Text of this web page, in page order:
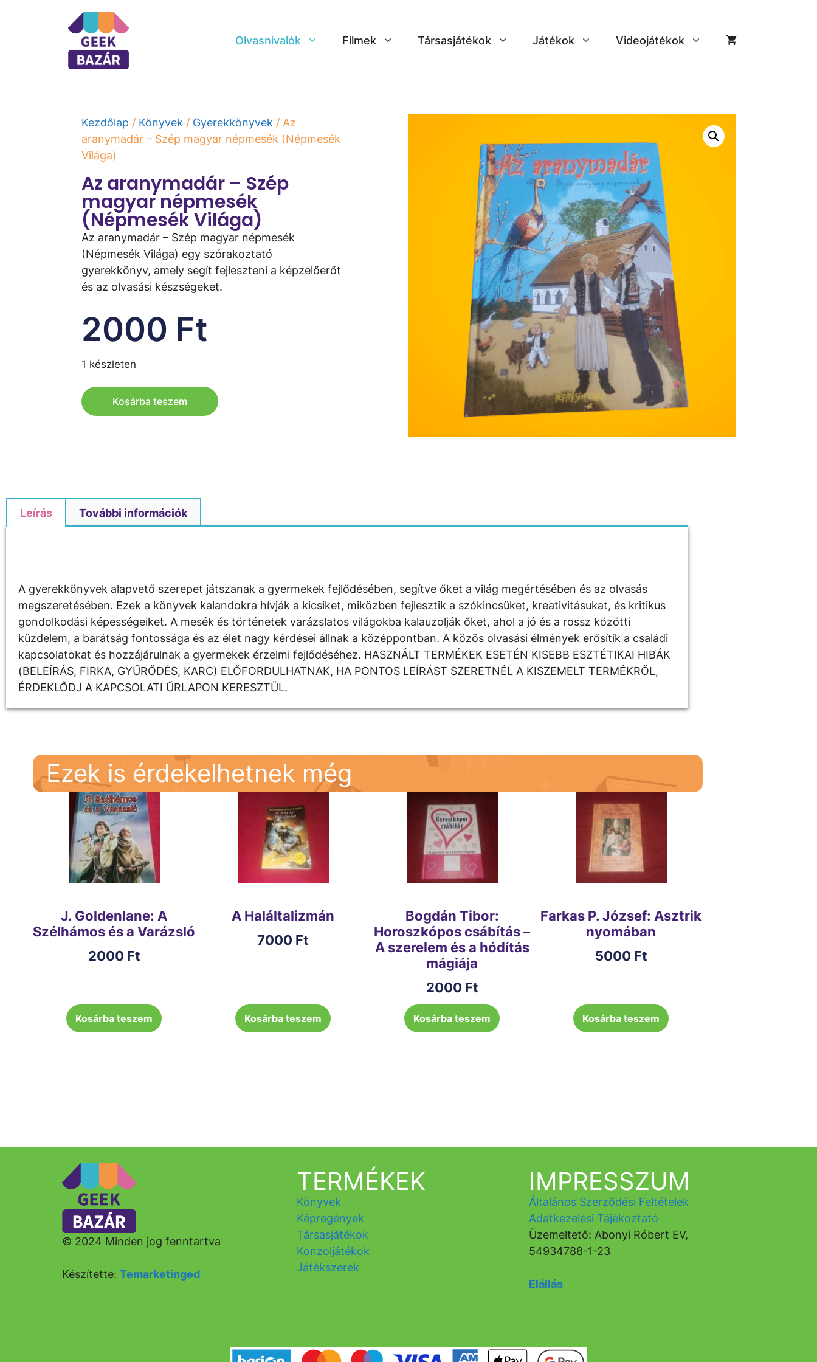
Olvasnivalók Filmek Társasjátékok Játékok Videojátékok
Kezdőlap / Könyvek / Gyerekkönyvek / Az
aranymadár – Szép magyar népmesék (Népmesék
Világa)
Az aranymadár – Szép
magyar népmesék
(Népmesék Világa)
Az aranymadár – Szép magyar népmesék
(Népmesék Világa) egy szórakoztató
gyerekkönyv, amely segít fejleszteni a képzelőerőt
és az olvasási készségeket.
2000 Ft
1 készleten
Kosárba teszem
Leírás További információk
A gyerekkönyvek alapvető szerepet játszanak a gyermekek fejlődésében, segítve őket a világ megértésében és az olvasás
megszeretésében. Ezek a könyvek kalandokra hívják a kicsiket, miközben fejlesztik a szókincsüket, kreativitásukat, és kritikus
gondolkodási képességeiket. A mesék és történetek varázslatos világokba kalauzolják őket, ahol a jó és a rossz közötti
küzdelem, a barátság fontossága és az élet nagy kérdései állnak a középpontban. A közös olvasási élmények erősítik a családi
kapcsolatokat és hozzájárulnak a gyermekek érzelmi fejlődéséhez. HASZNÁLT TERMÉKEK ESETÉN KISEBB ESZTÉTIKAI HIBÁK
(BELEÍRÁS, FIRKA, GYŰRŐDÉS, KARC) ELŐFORDULHATNAK, HA PONTOS LEÍRÁST SZERETNÉL A KISZEMELT TERMÉKRŐL,
ÉRDEKLŐDJ A KAPCSOLATI ŰRLAPON KERESZTÜL.
Ezek is érdekelhetnek még
J. Goldenlane: A
Szélhámos és a Varázsló
2000 Ft
Kosárba teszem
A Haláltalizmán
7000 Ft
Kosárba teszem
Bogdán Tibor:
Horoszkópos csábítás –
A szerelem és a hódítás
mágiája
2000 Ft
Kosárba teszem
Farkas P. József: Asztrik
nyomában
5000 Ft
Kosárba teszem
© 2024 Minden jog fenntartva
Készítette: Temarketinged
TERMÉKEK
Könyvek
Képregények
Társasjátékok
Konzoljátékok
Játékszerek
IMPRESSZUM
Általános Szerződési Feltételek
Adatkezelési Tájékoztató
Üzemeltető: Abonyi Róbert EV,
54934788-1-23
Elállás